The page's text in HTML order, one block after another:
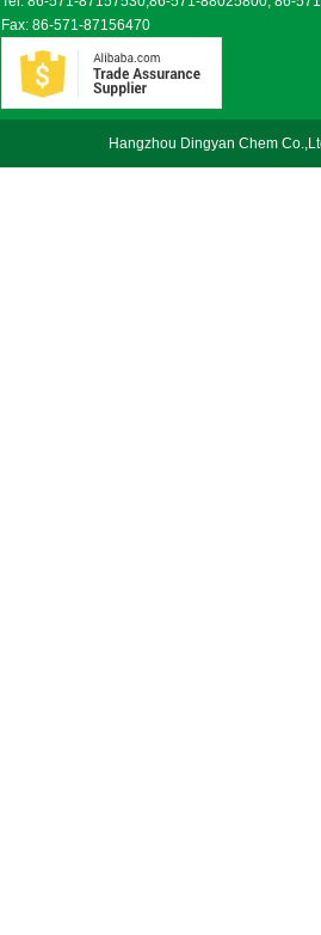
Fax: 86-571-87156470
Hangzhou Dingyan Chem